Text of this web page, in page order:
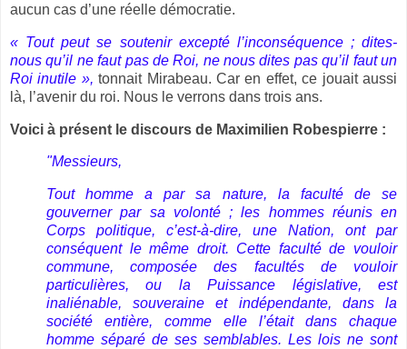
aucun cas d’une réelle démocratie.
« Tout peut se soutenir excepté l’inconséquence ; dites-
nous qu’il ne faut pas de Roi, ne nous dites pas qu’il faut un
Roi inutile », tonnait Mirabeau. Car en effet, ce jouait aussi
là, l’avenir du roi. Nous le verrons dans trois ans.
Voici à présent le discours de Maximilien Robespierre :
"Messieurs,
Tout homme a par sa nature, la faculté de se
gouverner par sa volonté ; les hommes réunis en
Corps politique, c’est-à-dire, une Nation, ont par
conséquent le même droit. Cette faculté de vouloir
commune, composée des facultés de vouloir
particulières, ou la Puissance législative, est
inaliénable, souveraine et indépendante, dans la
société entière, comme elle l’était dans chaque
homme séparé de ses semblables. Les lois ne sont